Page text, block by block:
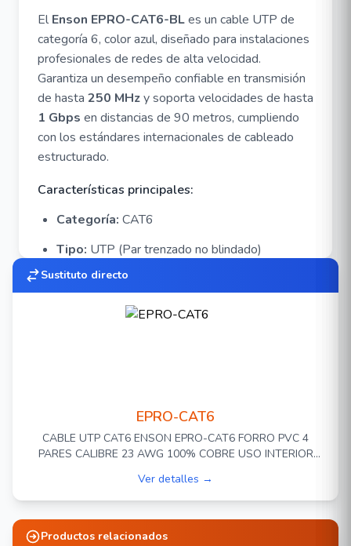
El Enson EPRO-CAT6-BLes un cable UTP de
categoría 6, color azul, diseñado para instalaciones
profesionales de redes de alta velocidad.
Garantiza un desempeño confiable en transmisión
de hasta 250 MHzy soporta velocidades de hasta
1 Gbps en distancias de 90 metros, cumpliendo
con los estándares internacionales de cableado
estructurado.
Características principales:
Categoría: CAT6
Tipo: UTP (Par trenzado no blindado)
Color:Azul
Velocidad soportada:hasta 10/100/1000
PVC resistente
Presentación: Rollo de 305 m
"Cumple o excede los estándares de
certificación"
Sustituto directo
EPRO-CAT6
CABLE UTP CAT6 ENSON EPRO-CAT6 FORRO PVC 4
PARES CALIBRE 23 AWG 100% COBRE USO INTERIOR
Ver detalles →
Productos relacionados